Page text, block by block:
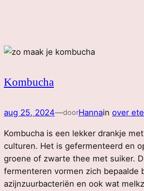
Kombucha
aug 25, 2024—doorHannain over
Kombucha is een lekker drankje
culturen. Het is gefermenteerd en
groene of zwarte thee met suiker.
fermenteren vormen zich bepaalde
azijnzuurbacteriën en ook wat